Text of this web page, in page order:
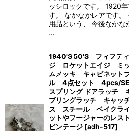
ッシロックです。 1920
す。 なかなかレアです。
用品という、 今後なかな
…
1940'S 50'S フィフテ
ジ ロケットエイジ ミ
ムメッキ キャビネット
ル 4点セット 4pcs/
スプリング ドアラッチ
プリングラッチ キャ
ス スチール ベイクラ
ットやフージャーのレ
ビンテージ [adh-517]